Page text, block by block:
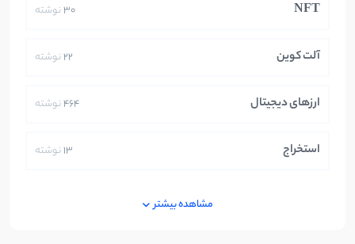
NFT
30نوشته
آلت کوین 22نوشته
ارزهای دیجیتال 464نوشته
استخراج 13نوشته
مشاهده بیشتر